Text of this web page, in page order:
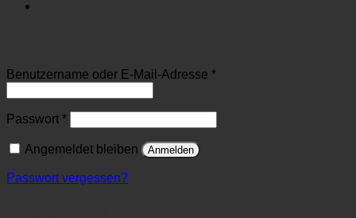
Benutzername oder E-Mail-Adresse *Erforderlich
Passwort *Erforderlich
Angemeldet bleiben Anmelden
Passwort vergessen?